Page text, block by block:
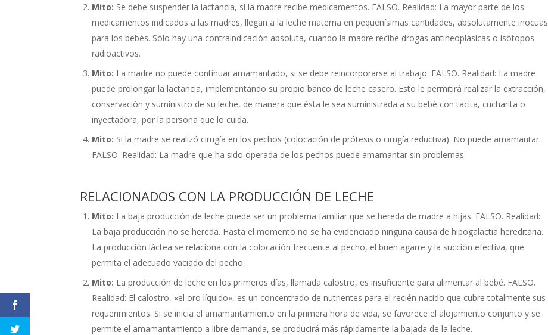
Mito: Se debe suspender la lactancia, si la madre recibe medicamentos. FALSO. Realidad: La mayor parte de los
medicamentos indicados a las madres, llegan a la leche materna en pequeñísimas cantidades, absolutamente inocuas
para los bebés. Sólo hay una contraindicación absoluta, cuando la madre recibe drogas antineoplásicas o isótopos
radioactivos.
Mito: La madre no puede continuar amamantado, si se debe reincorporarse al trabajo. FALSO. Realidad: La madre
puede prolongar la lactancia, implementando su propio banco de leche casero. Esto le permitirá realizar la extracción,
conservación y suministro de su leche, de manera que ésta le sea suministrada a su bebé con tacita, cucharita o
inyectadora, por la persona que lo cuida.
Mito: Si la madre se realizó cirugía en los pechos (colocación de prótesis o cirugía reductiva). No puede amamantar.
FALSO. Realidad: La madre que ha sido operada de los pechos puede amamantar sin problemas.
RELACIONADOS CON LA PRODUCCIÓN DE LECHE
Mito: La baja producción de leche puede ser un problema familiar que se hereda de madre a hijas. FALSO. Realidad:
La baja producción no se hereda. Hasta el momento no se ha evidenciado ninguna causa de hipogalactia hereditaria.
La producción láctea se relaciona con la colocación frecuente al pecho, el buen agarre y la succión efectiva, que
permita el adecuado vaciado del pecho.
Mito: La producción de leche en los primeros días, llamada calostro, es insuficiente para alimentar al bebé. FALSO.
Realidad: El calostro, «el oro líquido», es un concentrado de nutrientes para el recién nacido que cubre totalmente sus
requerimientos. Si se inicia el amamantamiento en la primera hora de vida, se favorece el alojamiento conjunto y se
permite el amamantamiento a libre demanda, se producirá más rápidamente la bajada de la leche.